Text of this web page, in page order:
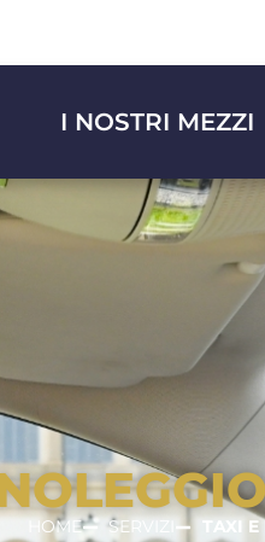
I NOSTRI MEZZI
HOME SERVIZI TAXI E